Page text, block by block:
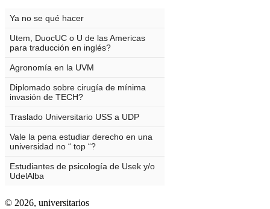
© 2026, universitarios